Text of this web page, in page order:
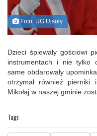
Foto: UG Ujsoły
Dzieci śpiewały gościowi
instrumentach i nie tylko
same obdarowały
otrzymał również
Mikołaj w naszej gminie
Tagi